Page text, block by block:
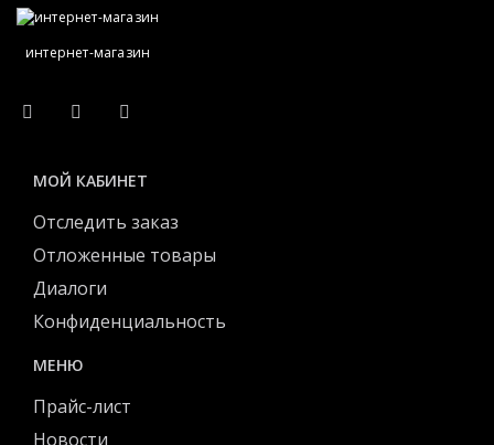
интернет-магазин
МОЙ КАБИНЕТ
Отследить заказ
Отложенные товары
Диалоги
Конфиденциальность
МЕНЮ
Прайс-лист
Новости